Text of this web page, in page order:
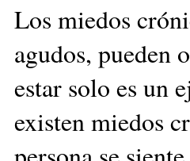
Los miedos
agudos, pueden
estar solo es un
existen miedos